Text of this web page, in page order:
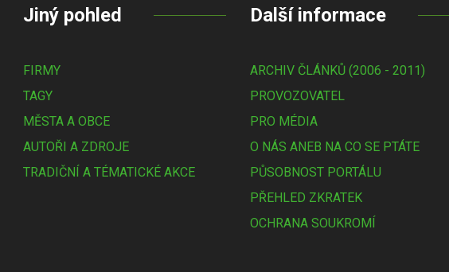
Jiný pohled
FIRMY
TAGY
MĚSTA A OBCE
AUTOŘI A ZDROJE
TRADIČNÍ A TÉMATICKÉ AKCE
Další informace
ARCHIV ČLÁNKŮ (2006 - 2011)
PROVOZOVATEL
PRO MÉDIA
O NÁS ANEB NA CO SE PTÁTE
PŮSOBNOST PORTÁLU
PŘEHLED ZKRATEK
OCHRANA SOUKROMÍ